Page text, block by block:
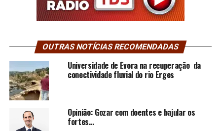
OUTRAS NOTÍCIAS RECOMENDADAS
Universidade de Évora na recuperação da
conectividade fluvial do rio Erges
Opinião: Gozar com doentes e bajular os
fortes…